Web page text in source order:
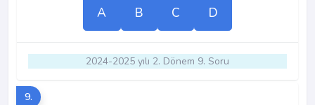
A B C D
2024-2025 yılı 2. Dönem 9. Soru
9.